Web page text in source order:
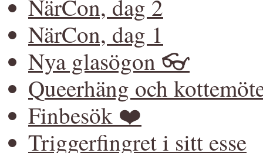
NärCon, dag 2
NärCon, dag 1
Nya glasögon 👓
Queerhäng och
Finbesök ❤️
Triggerfingret i sitt esse